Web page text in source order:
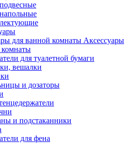
Аксессуары
комнаты
для туалетной бумаги
вешалки
и дозаторы
и подстаканники
для фена